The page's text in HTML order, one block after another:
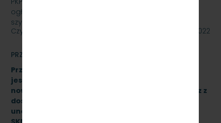
ogłasza przetarg nieograniczony na zakup i dostawę
szyn kolejowych 49E1 o jednostkowej długości 30…
Czytaj dalej
09 września 2022
PRZETARGI
Przetarg nieograniczony, którego przedmiotem
jest dostawa 10 wieloczłonowych fabrycznie
nowych elektrycznych zespołów trakcyjnych wraz z
dostawą sprzętu przeznaczonego do
unowocześnienia zaplecza utrzymania taboru